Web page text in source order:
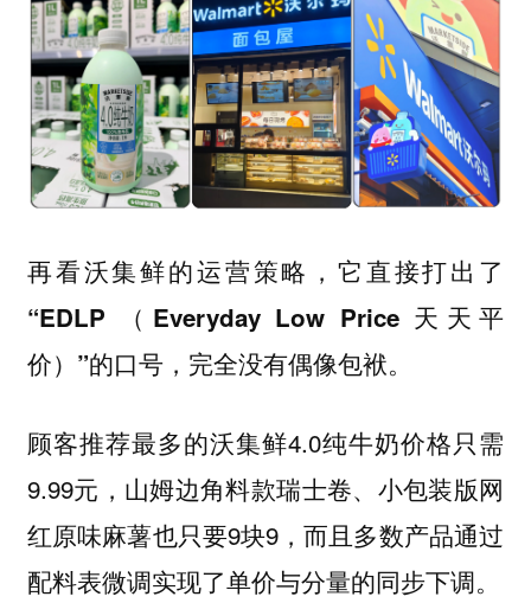
再看沃集鲜的运营策略，它直接打出了
“EDLP （Everyday Low Price 天天平
价）”的口号，完全没有偶像包袱。
顾客推荐最多的沃集鲜4.0纯牛奶价格只需
9.99元，山姆边角料款瑞士卷、小包装版网
红原味麻薯也只要9块9，而且多数产品通过
配料表微调实现了单价与分量的同步下调。